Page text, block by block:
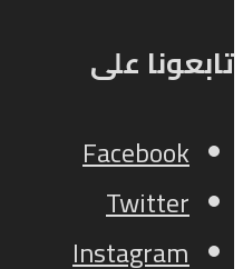
تابعونا على
Facebook
Twitter
Instagram